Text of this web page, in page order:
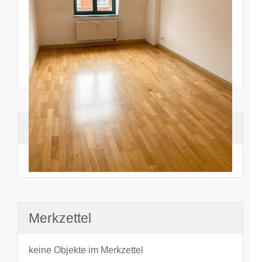
Suchhistorie
noch nichts angesehen
Merkzettel
keine Objekte im Merkzettel